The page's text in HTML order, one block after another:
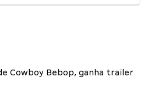
Cowboy Bebop, ganha trailer